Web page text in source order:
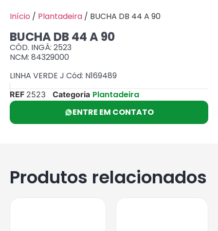
Início / Plantadeira / BUCHA DB 44 A 90
BUCHA DB 44 A 90
CÓD. INGÁ: 2523
NCM: 84329000
LINHA VERDE J Cód: N169489
REF 2523 Categoria Plantadeira
ENTRE EM CONTATO
Produtos relacionados